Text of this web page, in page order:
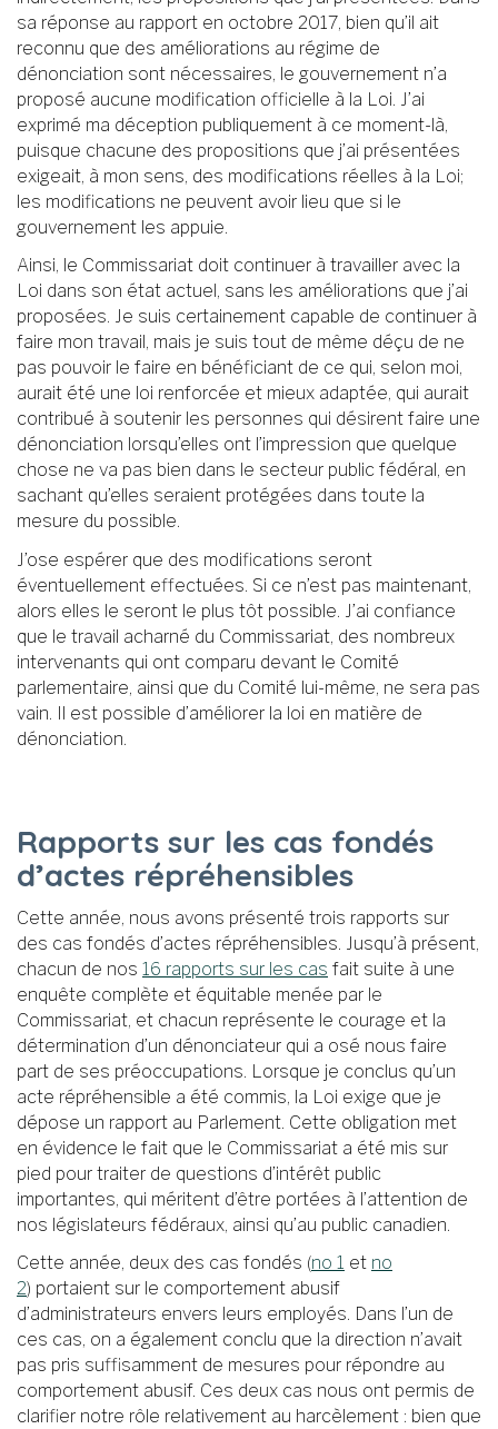
sa réponse au rapport en octobre 2017, bien qu’il ait
reconnu que des améliorations au régime de
dénonciation sont nécessaires, le gouvernement n’a
proposé aucune modification officielle à la Loi. J’ai
exprimé ma déception publiquement à ce moment-là,
puisque chacune des propositions que j’ai présentées
exigeait, à mon sens, des modifications réelles à la Loi;
les modifications ne peuvent avoir lieu que si le
gouvernement les appuie.
Ainsi, le Commissariat doit continuer à travailler avec la
Loi dans son état actuel, sans les améliorations que j’ai
proposées. Je suis certainement capable de continuer à
faire mon travail, mais je suis tout de même déçu de ne
pas pouvoir le faire en bénéficiant de ce qui, selon moi,
aurait été une loi renforcée et mieux adaptée, qui aurait
contribué à soutenir les personnes qui désirent faire une
dénonciation lorsqu’elles ont l’impression que quelque
chose ne va pas bien dans le secteur public fédéral, en
sachant qu’elles seraient protégées dans toute la
mesure du possible.
J’ose espérer que des modifications seront
éventuellement effectuées. Si ce n’est pas maintenant,
alors elles le seront le plus tôt possible. J’ai confiance
que le travail acharné du Commissariat, des nombreux
intervenants qui ont comparu devant le Comité
parlementaire, ainsi que du Comité lui-même, ne sera pas
vain. Il est possible d’améliorer la loi en matière de
dénonciation.
Rapports sur les cas fondés
d’actes répréhensibles
Cette année, nous avons présenté trois rapports sur
des cas fondés d’actes répréhensibles. Jusqu’à présent,
chacun de nos 16 rapports sur les cas fait suite à une
enquête complète et équitable menée par le
Commissariat, et chacun représente le courage et la
détermination d’un dénonciateur qui a osé nous faire
part de ses préoccupations. Lorsque je conclus qu’un
acte répréhensible a été commis, la Loi exige que je
dépose un rapport au Parlement. Cette obligation met
en évidence le fait que le Commissariat a été mis sur
pied pour traiter de questions d’intérêt public
importantes, qui méritent d’être portées à l’attention de
nos législateurs fédéraux, ainsi qu’au public canadien.
Cette année, deux des cas fondés (no 1 et no
2) portaient sur le comportement abusif
d’administrateurs envers leurs employés. Dans l’un de
ces cas, on a également conclu que la direction n’avait
pas pris suffisamment de mesures pour répondre au
comportement abusif. Ces deux cas nous ont permis de
clarifier notre rôle relativement au harcèlement : bien que